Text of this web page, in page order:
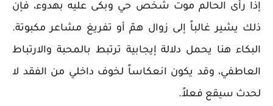
إذا رأى الحالم موت شخص حي وبكى عليه بهدوء، فإن
ذلك يشير غالباً إلى زوال همّ أو تفريغ مشاعر مكبوتة.
البكاء هنا يحمل دلالة إيجابية ترتبط بالمحبة والارتباط
العاطفي، وقد يكون انعكاساً لخوف داخلي من الفقد لا
لحدث سيقع فعلاً.